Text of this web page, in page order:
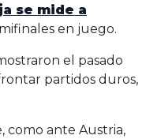
se mide a
en juego.
el pasado
partidos duros,
como ante Austria,